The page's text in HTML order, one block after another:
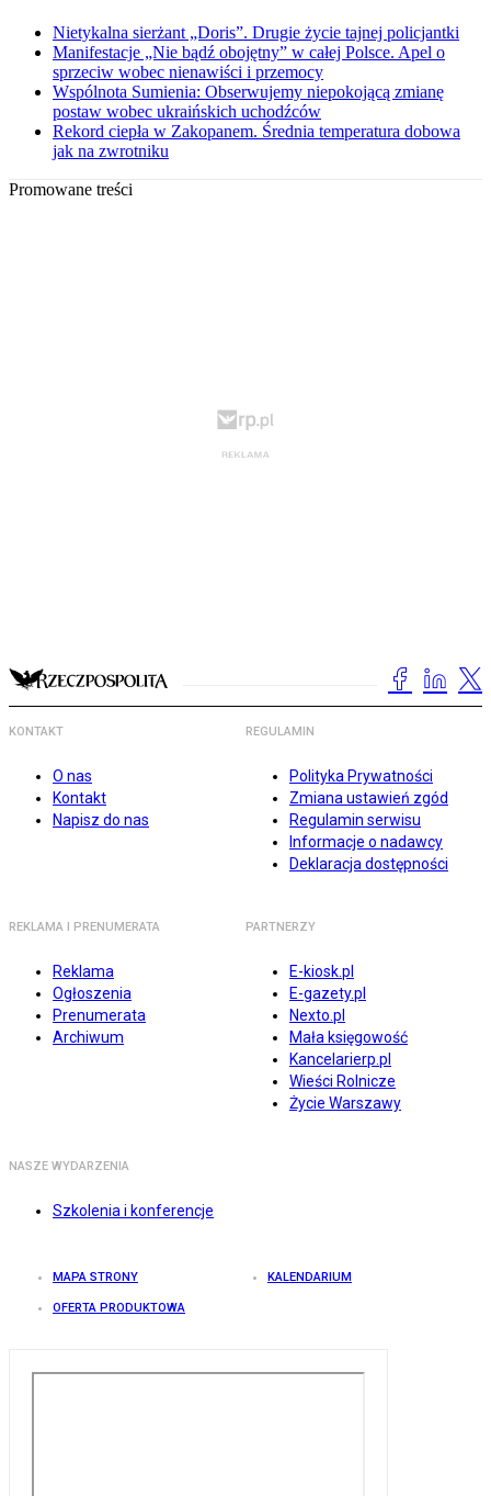
Nietykalna sierżant „Doris”. Drugie życie tajnej policjantki
Manifestacje „Nie bądź obojętny” w całej Polsce. Apel o
sprzeciw wobec nienawiści i przemocy
Wspólnota Sumienia: Obserwujemy niepokojącą zmianę
postaw wobec ukraińskich uchodźców
Rekord ciepła w Zakopanem. Średnia temperatura dobowa
jak na zwrotniku
Promowane treści
KONTAKT
O nas
Kontakt
Napisz do nas
REGULAMIN
Polityka Prywatności
Zmiana ustawień zgód
Regulamin serwisu
Informacje o nadawcy
Deklaracja dostępności
REKLAMA I PRENUMERATA
Reklama
Ogłoszenia
Prenumerata
Archiwum
PARTNERZY
E-kiosk.pl
E-gazety.pl
Nexto.pl
Mała księgowość
Kancelarierp.pl
Wieści Rolnicze
Życie Warszawy
NASZE WYDARZENIA
Szkolenia i konferencje
MAPA STRONY KALENDARIUM
OFERTA PRODUKTOWA